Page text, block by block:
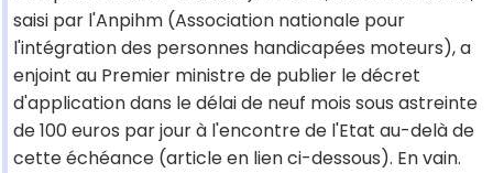
saisi par l'Anpihm (Association nationale pour
l'intégration des personnes handicapées moteurs), a
enjoint au Premier ministre de publier le décret
d'application dans le délai de neuf mois sous astreinte
de 100 euros par jour à l'encontre de l'Etat au-delà de
cette échéance (article en lien ci-dessous). En vain.